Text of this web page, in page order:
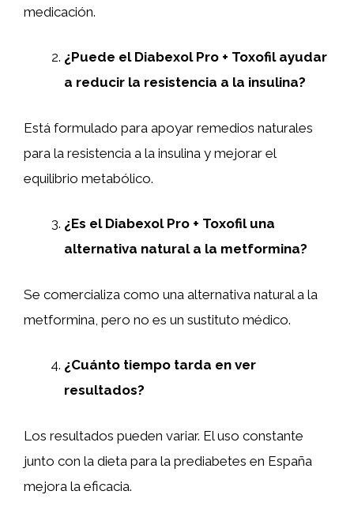
medicación.
¿Puede el Diabexol Pro + Toxofil ayudar
a reducir la resistencia a la insulina?
Está formulado para apoyar remedios naturales
para la resistencia a la insulina y mejorar el
equilibrio metabólico.
¿Es el Diabexol Pro + Toxofil una
alternativa natural a la metformina?
Se comercializa como una alternativa natural a la
metformina, pero no es un sustituto médico.
¿Cuánto tiempo tarda en ver
resultados?
Los resultados pueden variar. El uso constante
junto con la dieta para la prediabetes en España
mejora la eficacia.